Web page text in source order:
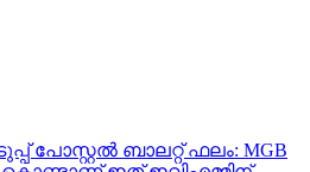
പോസ്റ്റൽ ബാലറ്റ് ഫലം: MGB